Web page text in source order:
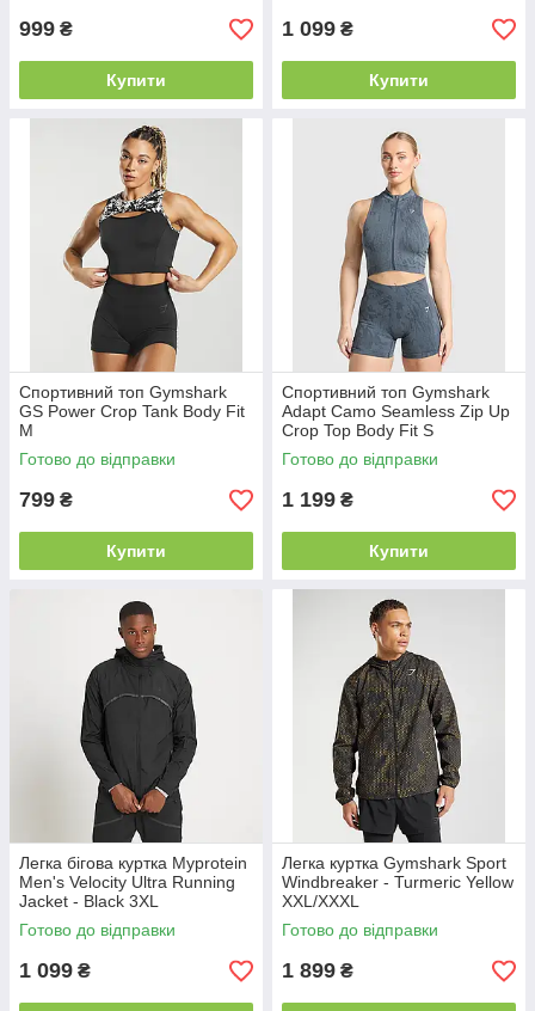
999 ₴
Купити
1 099 ₴
Купити
Спортивний топ Gymshark
GS Power Crop Tank Body Fit
М
Готово до відправки
799 ₴
Купити
Спортивний топ Gymshark
Adapt Camo Seamless Zip Up
Crop Top Body Fit S
Готово до відправки
1 199 ₴
Купити
Легка бігова куртка Myprotein
Men's Velocity Ultra Running
Jacket - Black 3XL
Готово до відправки
1 099 ₴
Легка куртка Gymshark Sport
Windbreaker - Turmeric Yellow
XXL/XXXL
Готово до відправки
1 899 ₴